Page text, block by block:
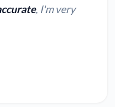
, I'm very